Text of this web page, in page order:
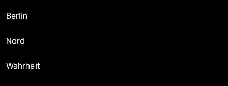
Berlin
Nord
Wahrheit